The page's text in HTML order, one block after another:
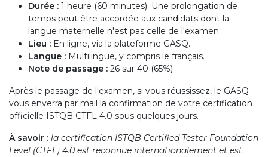
Durée : 1 heure (60 minutes). Une prolongation de
temps peut être accordée aux candidats dont la
langue maternelle n'est pas celle de l'examen.
Lieu : En ligne, via la plateforme GASQ.
Langue : Multilingue, y compris le français.
Note de passage : 26 sur 40 (65%)
Après le passage de l'examen, si vous réussissez, le GASQ
vous enverra par mail la confirmation de votre certification
officielle ISTQB CTFL 4.0 sous quelques jours.
À savoir : la certification ISTQB Certified Tester Foundation
Level (CTFL) 4.0 est reconnue internationalement et est